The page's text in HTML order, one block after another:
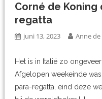
Corné de Koning
regatta
juni 13, 2023 Anne
Het is in Italië zo
Afgelopen weekeinde
para-regatta, eind deze